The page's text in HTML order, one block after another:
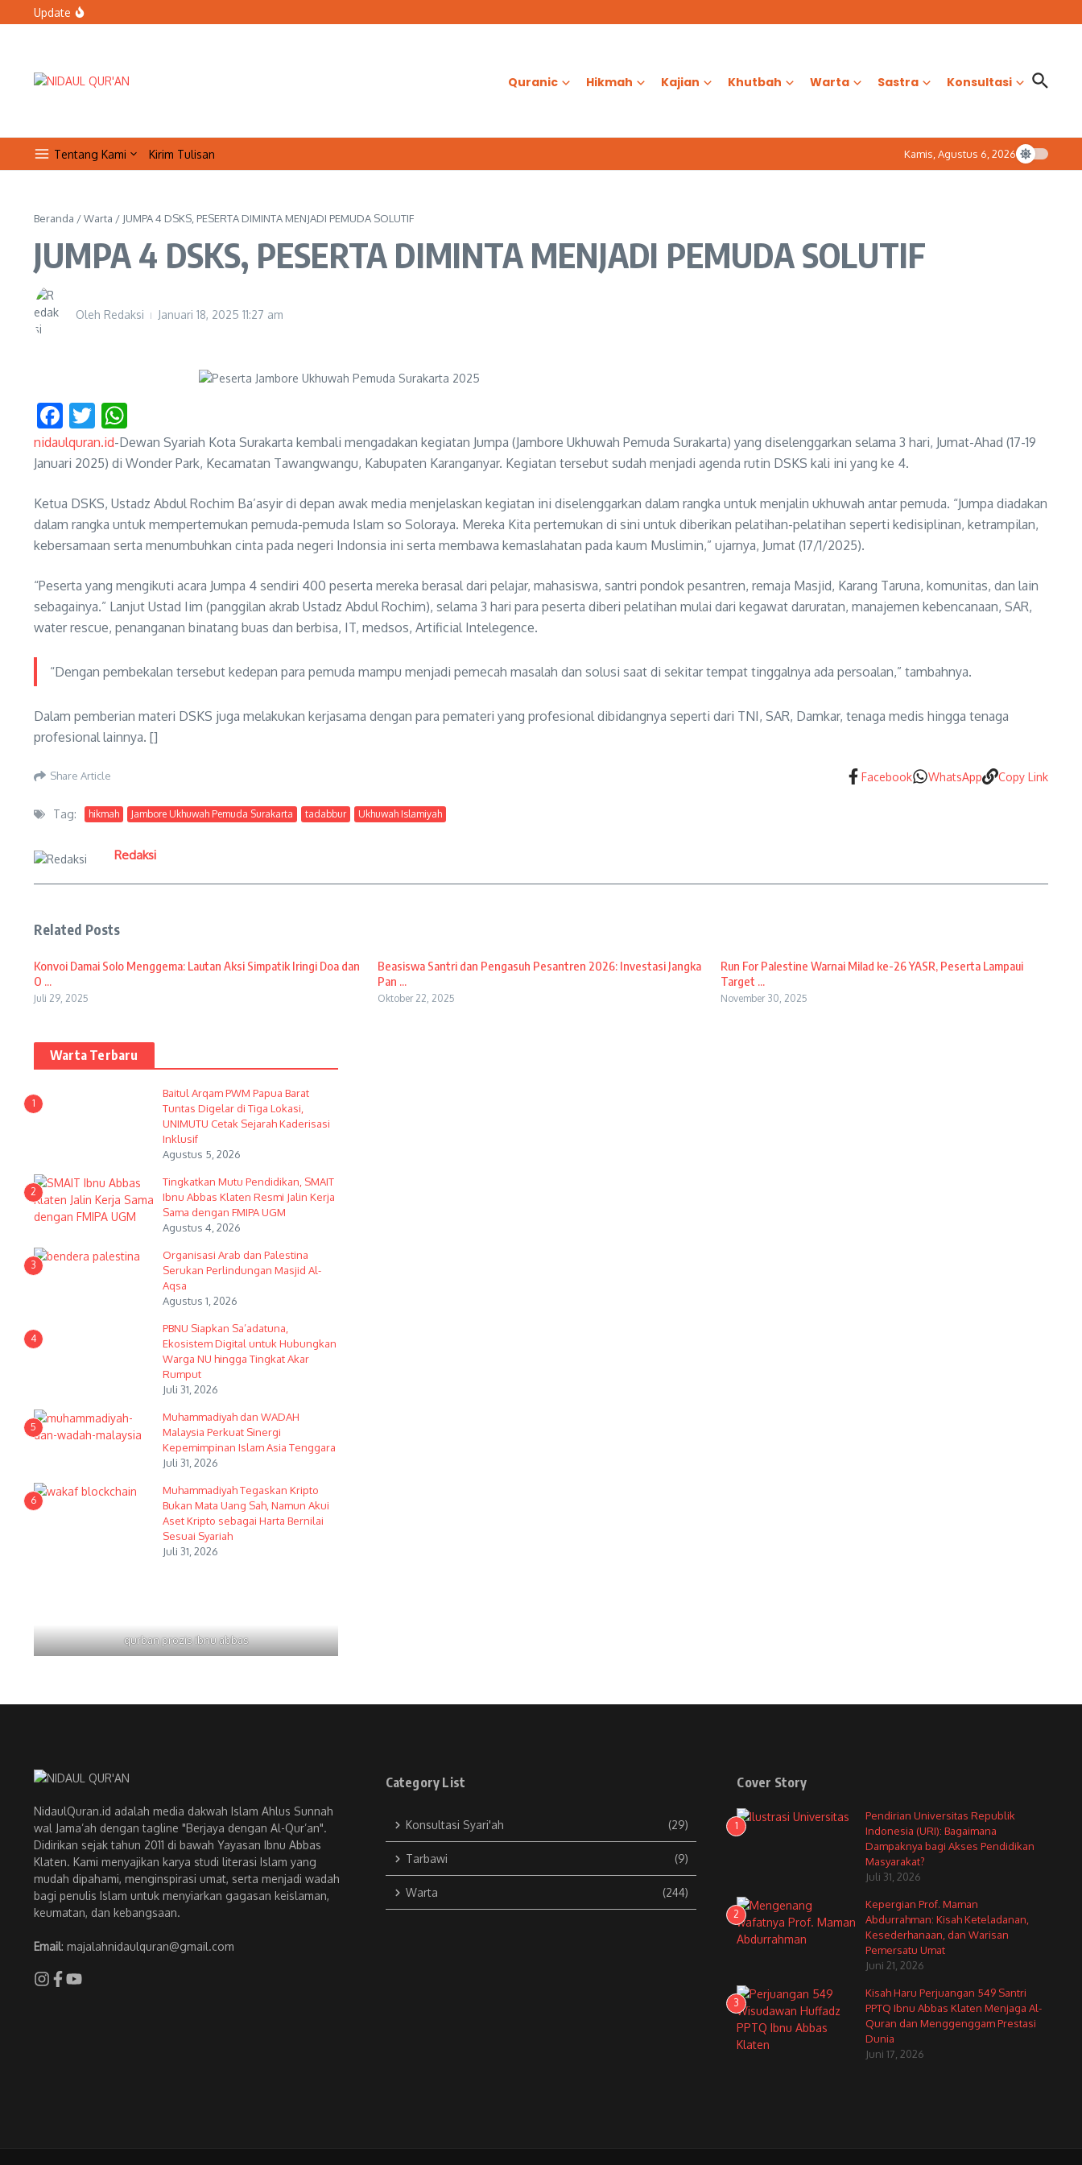
Lewati ke konten
Update
Quranic Hikmah Kajian Khutbah Warta Sastra Konsultasi
Tentang Kami Kirim Tulisan Kamis, Agustus 6, 2026
Beranda /Warta / JUMPA 4 DSKS, PESERTA DIMINTA MENJADI PEMUDA SOLUTIF
JUMPA 4 DSKS, PESERTA DIMINTA MENJADI PEMUDA SOLUTIF
Oleh Redaksi Januari 18, 2025 11:27 am
Facebook
Twitter
nidaulquran.id-Dewan Syariah Kota Surakarta kembali mengadakan kegiatan Jumpa (Jambore Ukhuwah Pemuda Surakarta) yang diselenggarkan selama 3 hari, Jumat-Ahad (17-19
Januari 2025) di Wonder Park, Kecamatan Tawangwangu, Kabupaten Karanganyar. Kegiatan tersebut sudah menjadi agenda rutin DSKS kali ini yang ke 4.
Ketua DSKS, Ustadz Abdul Rochim Ba’asyir di depan awak media menjelaskan kegiatan ini diselenggarkan dalam rangka untuk menjalin ukhuwah antar pemuda. “Jumpa diadakan
dalam rangka untuk mempertemukan pemuda-pemuda Islam so Soloraya. Mereka Kita pertemukan di sini untuk diberikan pelatihan-pelatihan seperti kedisiplinan, ketrampilan,
kebersamaan serta menumbuhkan cinta pada negeri Indonsia ini serta membawa kemaslahatan pada kaum Muslimin,” ujarnya, Jumat (17/1/2025).
“Peserta yang mengikuti acara Jumpa 4 sendiri 400 peserta mereka berasal dari pelajar, mahasiswa, santri pondok pesantren, remaja Masjid, Karang Taruna, komunitas, dan lain
sebagainya.” Lanjut Ustad Iim (panggilan akrab Ustadz Abdul Rochim), selama 3 hari para peserta diberi pelatihan mulai dari kegawat daruratan, manajemen kebencanaan, SAR,
water rescue, penanganan binatang buas dan berbisa, IT, medsos, Artificial Intelegence.
“Dengan pembekalan tersebut kedepan para pemuda mampu menjadi pemecah masalah dan solusi saat di sekitar tempat tinggalnya ada persoalan,” tambahnya.
Dalam pemberian materi DSKS juga melakukan kerjasama dengan para pemateri yang profesional dibidangnya seperti dari TNI, SAR, Damkar, tenaga medis hingga tenaga
profesional lainnya. []
Share Article Facebook WhatsApp Copy Link
Tag: hikmah Jambore Ukhuwah Pemuda Surakarta tadabbur Ukhuwah Islamiyah
Redaksi
Related Posts
Konvoi Damai Solo Menggema: Lautan Aksi Simpatik Iringi Doa dan
O ...
Juli 29, 2025
Beasiswa Santri dan Pengasuh Pesantren 2026: Investasi Jangka
Pan ...
Oktober 22, 2025
Run For Palestine Warnai Milad ke-26 YASR, Peserta Lampaui
Target ...
November 30, 2025
Warta Terbaru
1
Baitul Arqam PWM Papua Barat
Tuntas Digelar di Tiga Lokasi,
UNIMUTU Cetak Sejarah Kaderisasi
Inklusif
Agustus 5, 2026
2
Tingkatkan Mutu Pendidikan, SMAIT
Ibnu Abbas Klaten Resmi Jalin Kerja
Sama dengan FMIPA UGM
Agustus 4, 2026
3
Organisasi Arab dan Palestina
Serukan Perlindungan Masjid Al-
Aqsa
Agustus 1, 2026
4
PBNU Siapkan Sa’adatuna,
Ekosistem Digital untuk Hubungkan
Warga NU hingga Tingkat Akar
Rumput
Juli 31, 2026
5
Muhammadiyah dan WADAH
Malaysia Perkuat Sinergi
Kepemimpinan Islam Asia Tenggara
Juli 31, 2026
6
Muhammadiyah Tegaskan Kripto
Bukan Mata Uang Sah, Namun Akui
Aset Kripto sebagai Harta Bernilai
Sesuai Syariah
Juli 31, 2026
qurban prozis ibnu abbas
NidaulQuran.id adalah media dakwah Islam Ahlus Sunnah
wal Jama’ah dengan tagline "Berjaya dengan Al-Qur’an".
Didirikan sejak tahun 2011 di bawah Yayasan Ibnu Abbas
Klaten. Kami menyajikan karya studi literasi Islam yang
mudah dipahami, menginspirasi umat, serta menjadi wadah
bagi penulis Islam untuk menyiarkan gagasan keislaman,
keumatan, dan kebangsaan.
Email: majalahnidaulquran@gmail.com
Category List
Konsultasi Syari'ah (29)
Tarbawi (9)
Warta (244)
Cover Story
1
Pendirian Universitas Republik
Indonesia (URI): Bagaimana
Dampaknya bagi Akses Pendidikan
Masyarakat?
Juli 31, 2026
2
Kepergian Prof. Maman
Abdurrahman: Kisah Keteladanan,
Kesederhanaan, dan Warisan
Pemersatu Umat
Juni 21, 2026
3
Kisah Haru Perjuangan 549 Santri
PPTQ Ibnu Abbas Klaten Menjaga Al-
Quran dan Menggenggam Prestasi
Dunia
Juni 17, 2026